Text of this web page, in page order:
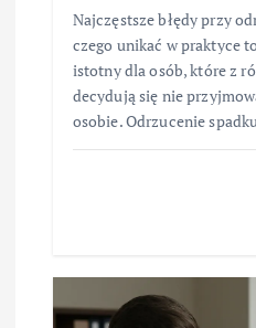
Najczęstsze błędy przy
czego unikać w praktyce
istotny dla osób, które z
decydują się nie
osobie. Odrzucenie